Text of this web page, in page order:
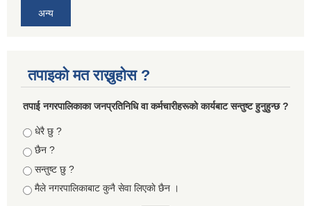
अन्य
तपाइको मत राख्नुहोस ?
तपा‌ई नगरपालिकाका जनप्रतिनिधि वा कर्मचारीहरूकाे कार्यबाट सन्तुष्ट हुनुहुन्छ ?
Choices
धेरै छु ?
छैन ?
सन्तुष्ट छु ?
मैले नगरपालिकाबाट कुनै सेवा लिएकाे छैन ।